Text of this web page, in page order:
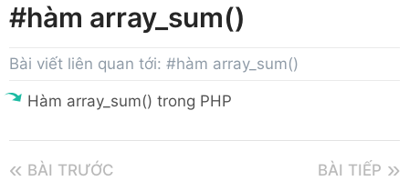
#hàm array_sum()
Bài viết liên quan tới: #hàm array_sum()
Hàm array_sum() trong PHP
BÀI TRƯỚC BÀI TIẾP